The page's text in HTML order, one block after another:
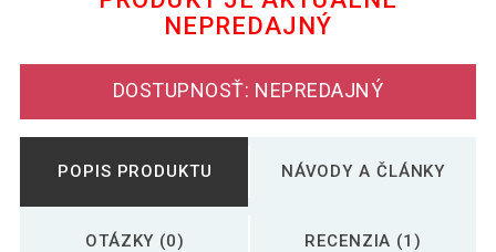
NEPREDAJNÝ
DOSTUPNOSŤ: NEPREDAJNÝ
POPIS PRODUKTU NÁVODY A ČLÁNKY
OTÁZKY (0) RECENZIA (1)